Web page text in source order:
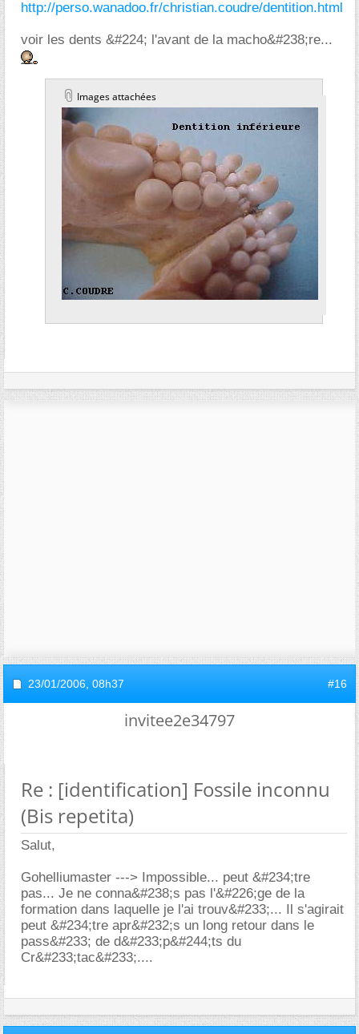
http://perso.wanadoo.fr/christian.coudre/dentition.html
voir les dents &#224; l'avant de la macho&#238;re...
Images attachées
23/01/2006, 08h37 #16
invitee2e34797
Re : [identification] Fossile inconnu
(Bis repetita)
Salut,
Gohelliumaster ---> Impossible... peut &#234;tre
pas... Je ne conna&#238;s pas l'&#226;ge de la
formation dans laquelle je l'ai trouv&#233;... Il s'agirait
peut &#234;tre apr&#232;s un long retour dans le
pass&#233; de d&#233;p&#244;ts du
Cr&#233;tac&#233;....